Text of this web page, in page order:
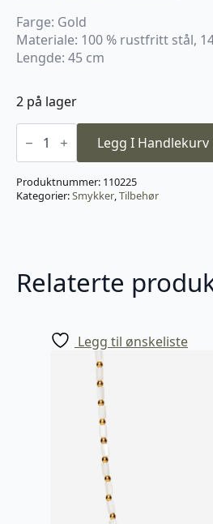
Farge: Gold
Materiale: 100 % rustfritt stål,
Lengde: 45 cm
2 på lager
The
Venetian
antall
Legg I Handlekurv
Produktnummer: 110225
Kategorier:Smykker,Tilbehør
Relaterte
Legg til ønskeliste